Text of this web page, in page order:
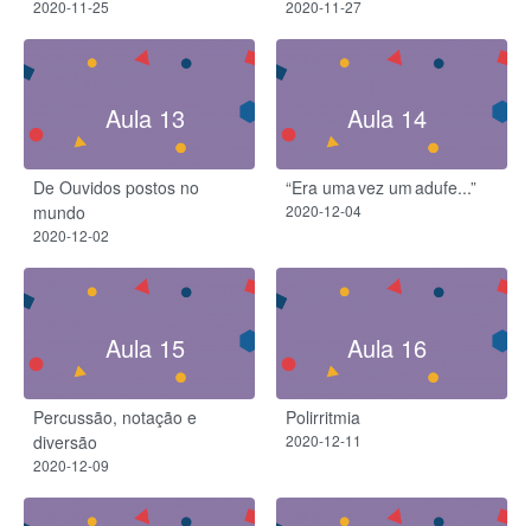
2020-11-25 2020-11-27
Aula 13
De Ouvidos postos no
mundo
2020-12-02
Aula 14
“Era uma vez um adufe...”
2020-12-04
Aula 15
Percussão, notação e
diversão
2020-12-09
Aula 16
Polirritmia
2020-12-11